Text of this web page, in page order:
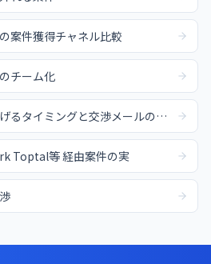
案件獲得チャネル比較
チーム化
フリーランスが単価を上げるタイミングと交渉メールの例文
Toptal等 経由案件の実